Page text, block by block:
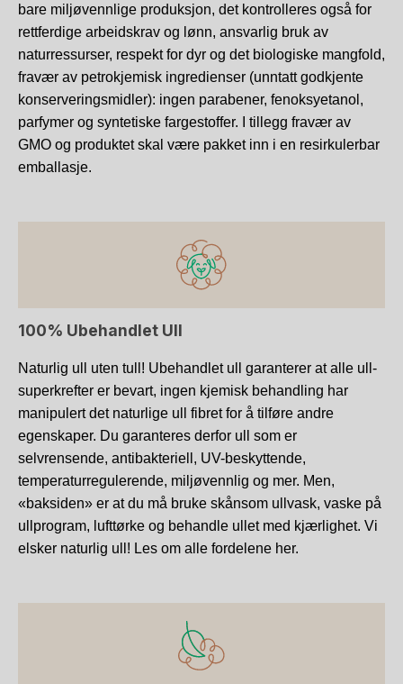
bare miljøvennlige produksjon, det kontrolleres også for
rettferdige arbeidskrav og lønn, ansvarlig bruk av
naturressurser, respekt for dyr og det biologiske mangfold,
fravær av petrokjemisk ingredienser (unntatt godkjente
konserveringsmidler): ingen parabener, fenoksyetanol,
parfymer og syntetiske fargestoffer. I tillegg fravær av
GMO og produktet skal være pakket inn i en resirkulerbar
emballasje.
100% Ubehandlet Ull
Naturlig ull uten tull! Ubehandlet ull garanterer at alle ull-
superkrefter er bevart, ingen kjemisk behandling har
manipulert det naturlige ull fibret for å tilføre andre
egenskaper. Du garanteres derfor ull som er
selvrensende, antibakteriell, UV-beskyttende,
temperaturregulerende, miljøvennlig og mer. Men,
«baksiden» er at du må bruke skånsom ullvask, vaske på
ullprogram, lufttørke og behandle ullet med kjærlighet. Vi
elsker naturlig ull! Les om alle fordelene her.